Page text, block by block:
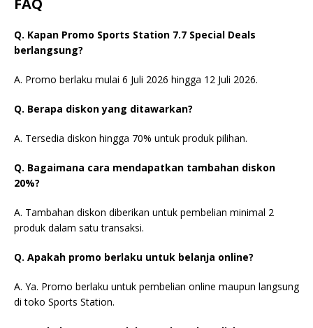
FAQ
Q. Kapan Promo Sports Station 7.7 Special Deals
berlangsung?
A. Promo berlaku mulai 6 Juli 2026 hingga 12 Juli 2026.
Q. Berapa diskon yang ditawarkan?
A. Tersedia diskon hingga 70% untuk produk pilihan.
Q. Bagaimana cara mendapatkan tambahan diskon
20%?
A. Tambahan diskon diberikan untuk pembelian minimal 2
produk dalam satu transaksi.
Q. Apakah promo berlaku untuk belanja online?
A. Ya. Promo berlaku untuk pembelian online maupun langsung
di toko Sports Station.